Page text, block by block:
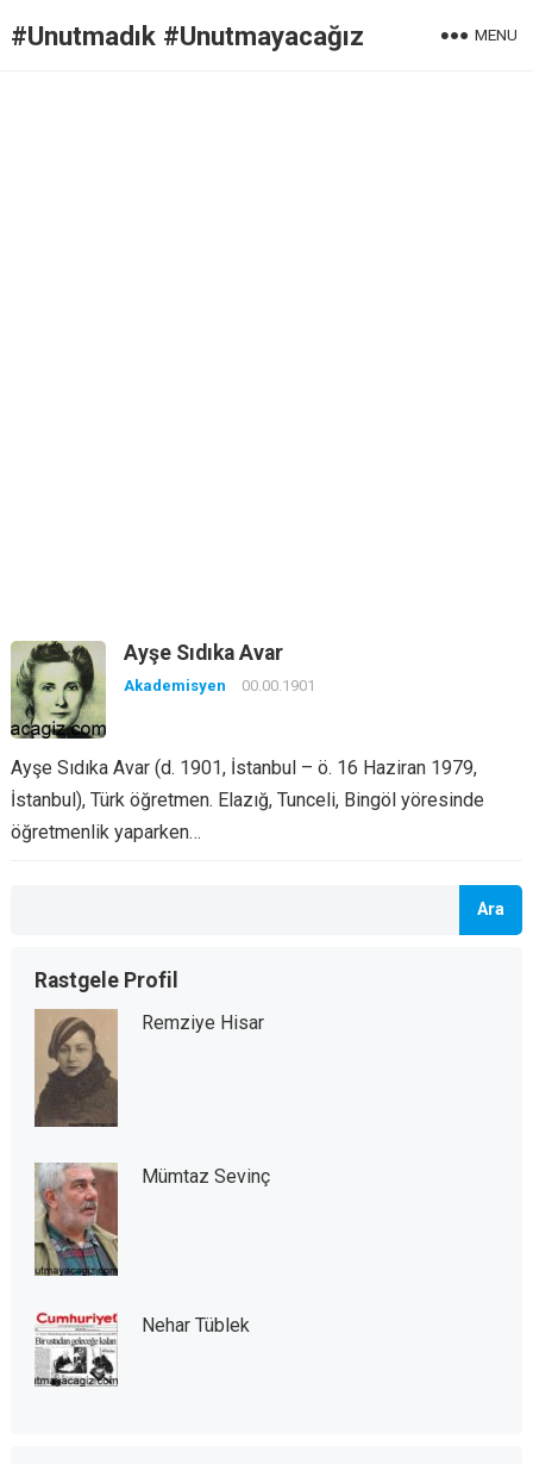
#Unutmadık #Unutmayacağız MENU
Ayşe Sıdıka Avar
Akademisyen 00.00.1901
Ayşe Sıdıka Avar (d. 1901, İstanbul – ö. 16 Haziran 1979,
İstanbul), Türk öğretmen. Elazığ, Tunceli, Bingöl yöresinde
öğretmenlik yaparken…
Ara
Rastgele Profil
Remziye Hisar
Mümtaz Sevinç
Nehar Tüblek